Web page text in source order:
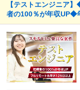
【テストエンジニア
者の100％が年収UP◆